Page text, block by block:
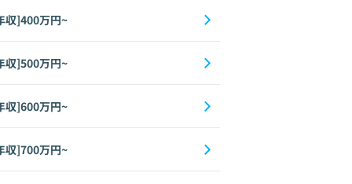
収]400万円~
収]500万円~
収]600万円~
収]700万円~